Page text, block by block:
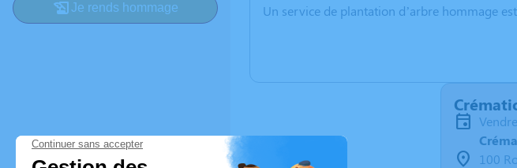
Je rends hommage Un service de plantation d’arbre hommage est
100